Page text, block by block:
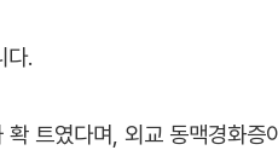
다.
트였다며, 외교 동맥경화증